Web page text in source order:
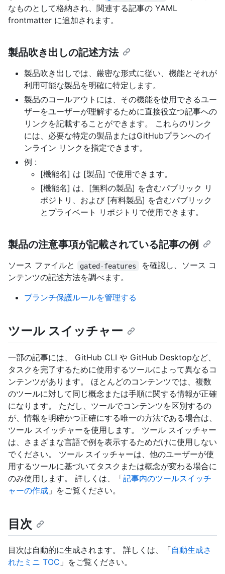
なものとして格納され、関連する記事の YAML
frontmatter に追加されます。
製品吹き出しの記述方法
製品吹き出しでは、厳密な形式に従い、機能とそれが
利用可能な製品を明確に特定します。
製品のコールアウトには、その機能を使用できるユー
ザーをユーザーが理解するために直接役立つ記事への
リンクを記載することができます。 これらのリンク
には、必要な特定の製品またはGitHubプランへのイ
ンライン リンクを指定できます。
例 :
[機能名] は [製品] で使用できます。
[機能名] は、[無料の製品] を含むパブリック リ
ポジトリ、および [有料製品] を含むパブリック
とプライベート リポジトリで使用できます。
製品の注意事項が記載されている記事の例
ソース ファイルと gated-features
を確認し、ソース コ
ンテンツの記述方法を調べます。
ブランチ保護ルールを管理する
ツール スイッチャー
一部の記事には、 GitHub CLI や GitHub Desktopなど、
タスクを完了するために使用するツールによって異なるコ
ンテンツがあります。 ほとんどのコンテンツでは、複数
のツールに対して同じ概念または手順に関する情報が正確
になります。 ただし、ツールでコンテンツを区別するの
が、情報を明確かつ正確にする唯一の方法である場合は、
ツール スイッチャーを使用します。 ツール スイッチャー
は、さまざまな言語で例を表示するためだけに使用しない
でください。 ツール スイッチャーは、他のユーザーが使
用するツールに基づいてタスクまたは概念が変わる場合に
のみ使用します。 詳しくは、「記事内のツールスイッチ
ャーの作成 」をご覧ください。
目次
目次は自動的に生成されます。 詳しくは、「自動生成さ
れたミニ TOC 」をご覧ください。